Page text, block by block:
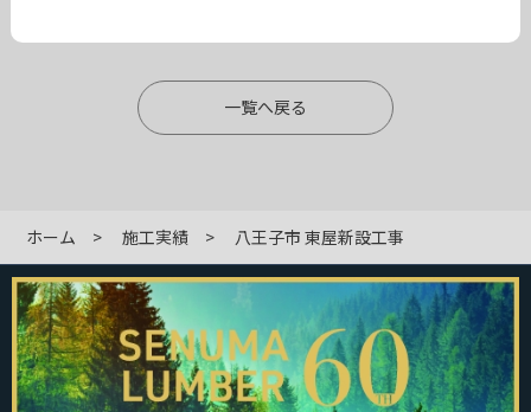
一覧へ戻る
ホーム 施工実績 八王子市 東屋新設工事